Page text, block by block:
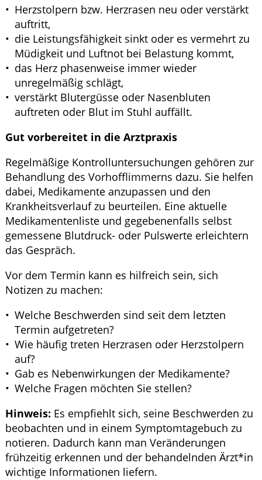
Herzstolpern bzw. Herzrasen neu oder verstärkt
auftritt,
die Leistungsfähigkeit sinkt oder es vermehrt zu
Müdigkeit und Luftnot bei Belastung kommt,
das Herz phasenweise immer wieder
unregelmäßig schlägt,
verstärkt Blutergüsse oder Nasenbluten
auftreten oder Blut im Stuhl auffällt.
Gut vorbereitet in die Arztpraxis
Regelmäßige Kontrolluntersuchungen gehören zur
Behandlung des Vorhofflimmerns dazu. Sie helfen
dabei, Medikamente anzupassen und den
Krankheitsverlauf zu beurteilen. Eine aktuelle
Medikamentenliste und gegebenenfalls selbst
gemessene Blutdruck- oder Pulswerte erleichtern
das Gespräch.
Vor dem Termin kann es hilfreich sein, sich
Notizen zu machen:
Welche Beschwerden sind seit dem letzten
Termin aufgetreten?
Wie häufig treten Herzrasen oder Herzstolpern
auf?
Gab es Nebenwirkungen der Medikamente?
Welche Fragen möchten Sie stellen?
Hinweis: Es empfiehlt sich, seine Beschwerden zu
beobachten und in einem Symptomtagebuch zu
notieren. Dadurch kann man Veränderungen
frühzeitig erkennen und der behandelnden Ärzt*in
wichtige Informationen liefern.